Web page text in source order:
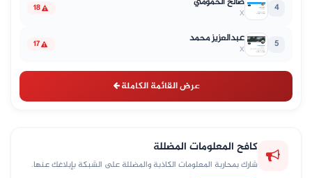
4
X
18
5 عبدالعزيز محمد
X
17
عرض القائمة الكاملة
كافح المعلومات المضللة
شارك بمحاربة المعلومات الكاذبة والمضللة على الشبكة بإبلاغك عنها.